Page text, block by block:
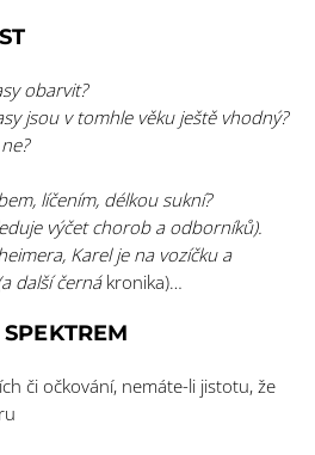
obarvit?
jsou v tomhle věku ještě vhodný?
líčením, délkou sukní?
výčet chorob a odborníků).
Karel je na vozíčku a
další černákronika)…
či očkování, nemáte-li jistotu, že